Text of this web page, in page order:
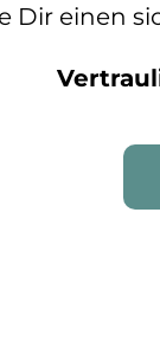
Dir einen